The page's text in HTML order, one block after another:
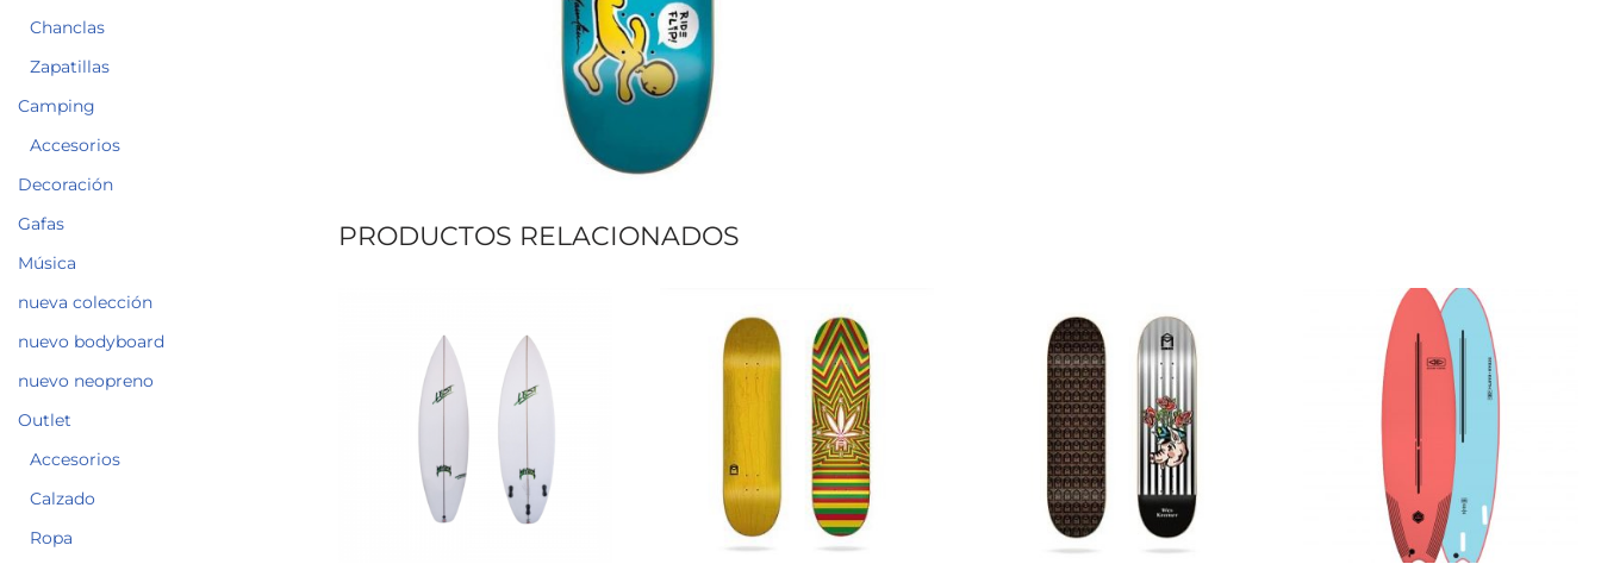
Chanclas
Zapatillas
Camping
Accesorios
Decoración
Gafas
Música
nueva colección
nuevo bodyboard
nuevo neopreno
Outlet
Accesorios
Calzado
Ropa
PRODUCTOS RELACIONADOS